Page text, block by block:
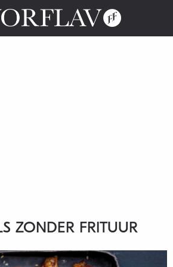
ZONDER FRITUUR